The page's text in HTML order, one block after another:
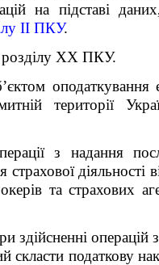
на підставі
ІІ ПКУ.
розділу XX ПКУ.
оподаткування є
території
з надання
діяльності
та страхових
операцій з
скласти податкову